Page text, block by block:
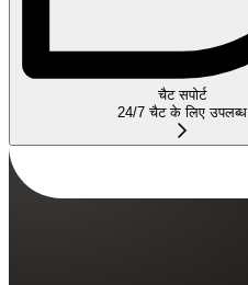
चैट सपोर्ट
24/7 चैट के लिए उपलब्ध